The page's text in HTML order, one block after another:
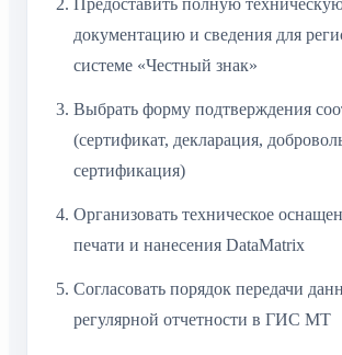
документацию и сведения для
системе «Честный знак»
Выбрать форму подтверждения
(сертификат, декларация,
сертификация)
Организовать техническое
печати и нанесения DataMatrix
Согласовать порядок передачи
регулярной отчетности в ГИС МТ